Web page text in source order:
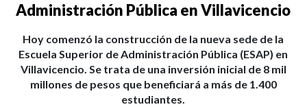
Administración Pública en Villavicencio
Hoy comenzó la construcción de la nueva sede de la
Escuela Superior de Administración Pública (ESAP) en
Villavicencio. Se trata de una inversión inicial de 8 mil
millones de pesos que beneficiará a más de 1.400
estudiantes.